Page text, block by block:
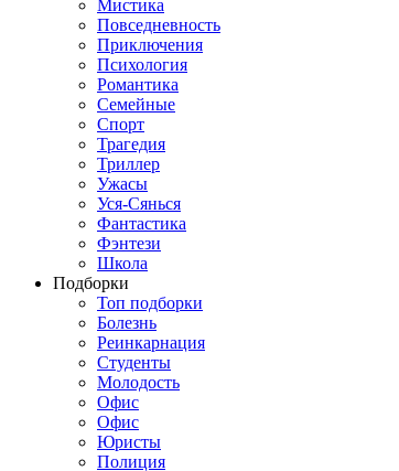
Мистика
Повседневность
Приключения
Психология
Романтика
Семейные
Спорт
Трагедия
Триллер
Ужасы
Уся-Сянься
Фантастика
Фэнтези
Школа
Подборки
Топ подборки
Болезнь
Реинкарнация
Студенты
Молодость
Офис
Офис
Юристы
Полиция